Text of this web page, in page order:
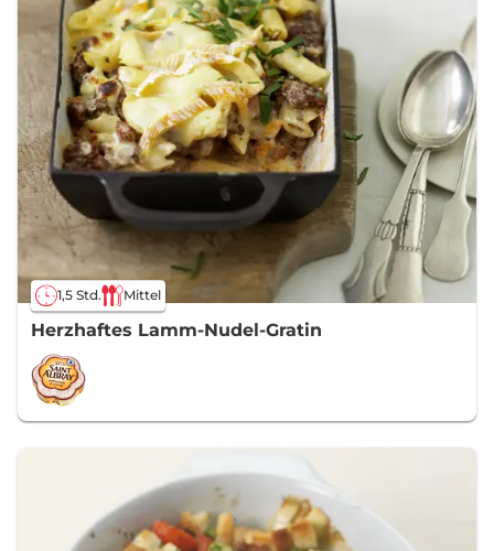
1,5 Std. Mittel
Herzhaftes Lamm-Nudel-Gratin